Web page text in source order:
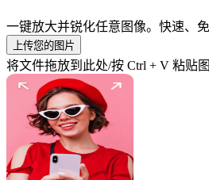
一键放大并锐化任意图像。快速、
上传您的图片
将文件拖放到此处/按 Ctrl + V 粘贴